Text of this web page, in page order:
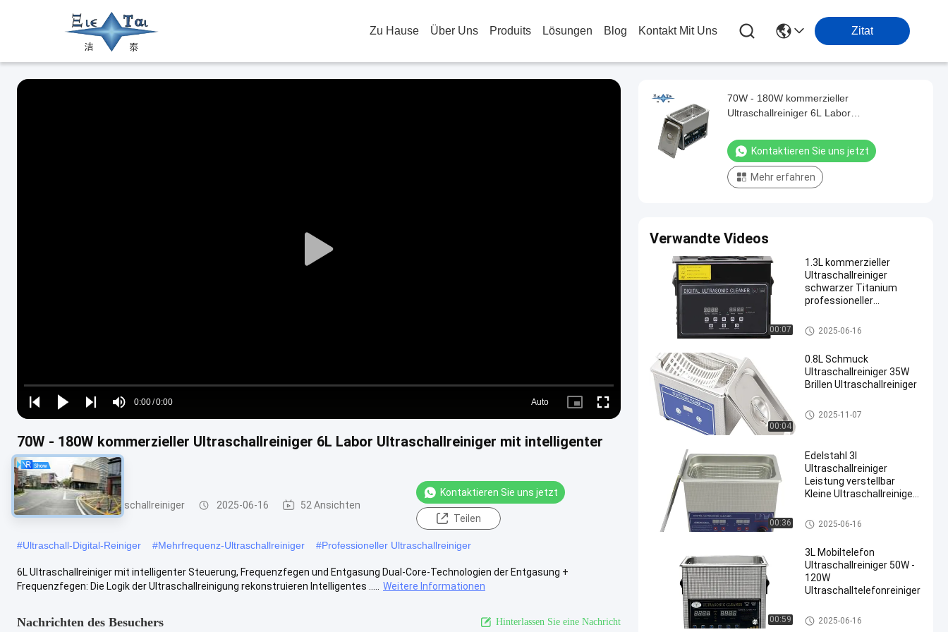
Zu Hause Über Uns Produits Lösungen Blog Kontakt Mit Uns Zitat
Play
Play
Play
Play
Mute
Time
0:00/0:00
Loaded:
0%
Auto
Picture- Fullscreen
70W - 180W kommerzieller Ultraschallreiniger 6L Labor Ultraschallreiniger mit intelligenter
Steuerung
Handelsübliche Ultraschallreiniger 2025-06-16 52 Ansichten
Kontaktieren Sie uns jetzt
Teilen
#Ultraschall-Digital-Reiniger #Mehrfrequenz-Ultraschallreiniger #Professioneller Ultraschallreiniger
6L Ultraschallreiniger mit intelligenter Steuerung, Frequenzfegen und Entgasung Dual-Core-Technologien der Entgasung +
Frequenzfegen: Die Logik der Ultraschallreinigung rekonstruieren Intelligentes .....
Weitere Informationen
Nachrichten des Besuchers Hinterlassen Sie eine Nachricht
70W - 180W kommerzieller
Ultraschallreiniger 6L Labor
Steuerung
Kontaktieren Sie uns jetzt
Mehr erfahren
Verwandte Videos
00:07
1.3L kommerzieller
Ultraschallreiniger
schwarzer Titanium
professioneller
Handelsübliche Ultraschallrein
iger
2025-06-16
00:04
0.8L Schmuck
Ultraschallreiniger 35W
Brillen Ultraschallreiniger
Handelsübliche Ultraschallrein
iger
2025-11-07
00:36
Edelstahl 3l
Ultraschallreiniger
Leistung verstellbar
Kleine Ultraschallreiniger
Handelsübliche Ultraschallrein
iger
2025-06-16
00:59
3L Mobiltelefon
Ultraschallreiniger 50W -
120W
Ultraschalltelefonreiniger
Handelsübliche Ultraschallrein
iger
2025-06-16